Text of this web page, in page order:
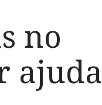
no
ajuda